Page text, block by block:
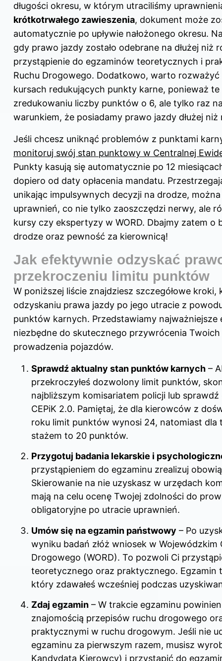
długości okresu, w którym utraciliśmy
krótkotrwałego zawieszenia, dokument może
automatycznie po upływie nałożonego okresu.
gdy prawo jazdy zostało odebrane na dłużej niż
przystąpienie do egzaminów teoretycznych i
Ruchu Drogowego. Dodatkowo, warto
kursach redukujących punkty karne, ponieważ
zredukowaniu liczby punktów o 6, ale tylko raz
warunkiem, że posiadamy prawo jazdy dłużej niż
Jeśli chcesz uniknąć problemów z punktami
monitoruj swój stan punktowy w Centralnej
Punkty kasują się automatycznie po 12
dopiero od daty opłacenia mandatu.
unikając impulsywnych decyzji na drodze,
uprawnień, co nie tylko zaoszczędzi nerwy, ale
kursy czy ekspertyzy w WORD. Dbajmy zatem o
drodze oraz pewność za kierownicą!
Jak efektywnie odzyskać
przekroczeniu limitu punktów
W poniższej liście znajdziesz szczegółowe
odzyskaniu prawa jazdy po jego utracie z
punktów karnych. Przedstawiamy najważniejsze
niezbędne do skutecznego przywrócenia
prowadzenia pojazdów.
Sprawdź aktualny stan punktów karnych –
przekroczyłeś dozwolony limit punktów,
najbliższym komisariatem policji lub
CEPiK 2.0. Pamiętaj, że dla kierowców z
roku limit punktów wynosi 24, natomiast dla
stażem to 20 punktów.
Przygotuj badania lekarskie i
przystąpieniem do egzaminu zrealizuj
Skierowanie na nie uzyskasz w urzędach
mają na celu ocenę Twojej zdolności do
obligatoryjne po utracie uprawnień.
Umów się na egzamin państwowy – Po
wyniku badań złóż wniosek w Wojewódzkim
Drogowego (WORD). To pozwoli Ci
teoretycznego oraz praktycznego. Egzamin
który zdawałeś wcześniej podczas
Zdaj egzamin – W trakcie egzaminu
znajomością przepisów ruchu drogowego
praktycznymi w ruchu drogowym. Jeśli nie
egzaminu za pierwszym razem, musisz
Kandydata Kierowcy) i przystąpić do